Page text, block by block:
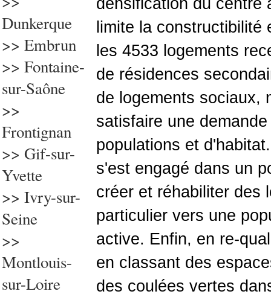
Dunkerque
>> Embrun
>> Fontaine-
sur-Saône
>>
Frontignan
>> Gif-sur-
Yvette
>> Ivry-sur-
Seine
>>
Montlouis-
sur-Loire
densification du centre
limite la
les 4533 logements
de résidences
de logements sociaux,
satisfaire une
populations et
s'est engagé dans un
créer et réhabiliter des
particulier vers une
active. Enfin, en re-
en classant des
des coulées vertes